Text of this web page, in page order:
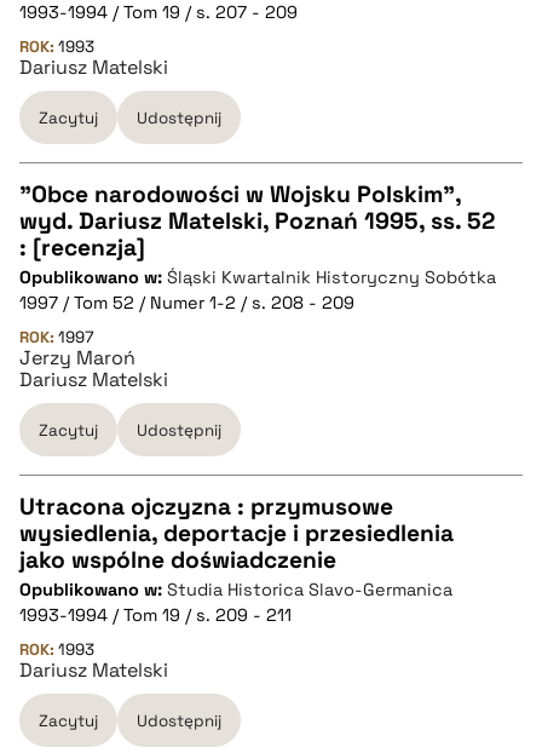
pobierz cytat
BIBTEX
pobierz cytat
1993-1994 / Tom 19 / s. 207 - 209
ROK: 1993
Dariusz Matelski
Zacytuj Udostępnij
CZYSTY TEKST
pobierz cytat
BIBTEX
pobierz cytat
"Obce narodowości w Wojsku Polskim",
wyd. Dariusz Matelski, Poznań 1995, ss. 52
: [recenzja]
Opublikowano w: Śląski Kwartalnik Historyczny Sobótka
1997 / Tom 52 / Numer 1-2 / s. 208 - 209
ROK: 1997
Jerzy Maroń
Dariusz Matelski
Zacytuj Udostępnij
CZYSTY TEKST
pobierz cytat
BIBTEX
Utracona ojczyzna : przymusowe
wysiedlenia, deportacje i przesiedlenia
jako wspólne doświadczenie
Opublikowano w: Studia Historica Slavo-Germanica
1993-1994 / Tom 19 / s. 209 - 211
ROK: 1993
Dariusz Matelski
Zacytuj Udostępnij